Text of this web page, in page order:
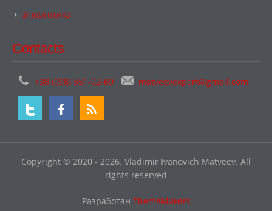
Энергетика
Contacts
+38 (098) 551-02-69 matveevexpert@gmail.com
Copyright © 2020 - 2026. Vladimir Ivanovich Matveev. All
rights reserved
Разработан ThemeMakers